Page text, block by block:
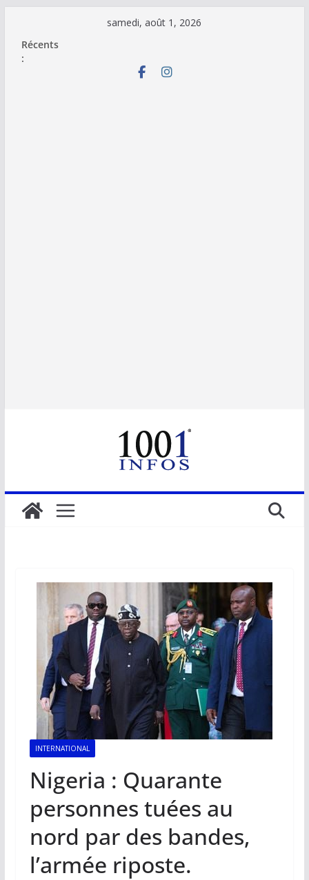
contenu
samedi, août 1, 2026
Récents
:
INTERNATIONAL
Nigeria : Quarante
personnes tuées au
nord par des bandes,
l’armée riposte.